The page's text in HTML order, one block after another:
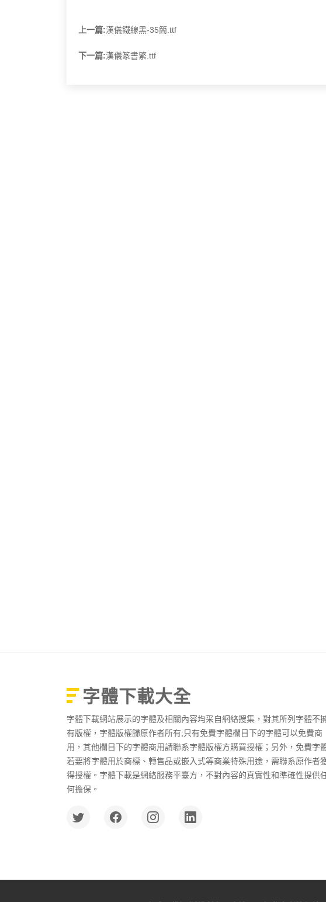
上一篇:漢儀鐵線黑-35簡.ttf
下一篇:漢儀篆書繁.ttf
字體下載大全
字體下載網站展示的字體及相關內容均采自網絡搜集，對其所列字體不
有版權，字體版權歸原作者所有;只有免費字體欄目下的字體可以免費商
用，其他欄目下的字體商用請聯系字體版權方購買授權；另外，免費字
若要將字體用於商標、轉售品或嵌入式等商業特殊用途，需聯系原作者
得授權。字體下載是網絡服務平臺方，不對內容的真實性和準確性提供
何擔保。